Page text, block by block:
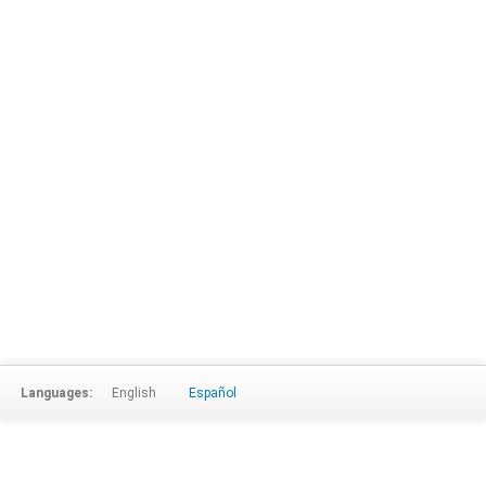
Languages: English Español